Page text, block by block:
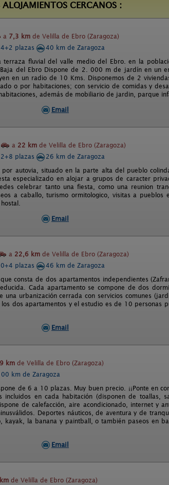
ALOJAMIENTOS CERCANOS :
a 7,3 km de Velilla de Ebro (Zaragoza)
plazas
40 km de Zaragoza
terraza fluvial del valle medio del Ebro. en la
del Ebro Dispone de 2. 000 m de jardín en un
en un radio de 10 Kms. Disponemos de 2
o por habitaciones; con servicio de comidas y
además de mobiliario de jardin, parque
Email
a 22 km de Velilla de Ebro (Zaragoza)
plazas
26 km de Zaragoza
autovia, situado en la parte alta del pueblo
especializado en alojar a grupos de caracter
celebrar tanto una fiesta, como una reunion
a caballo, turismo ormitologico, visitas a pueblos
Email
a 22,6 km de Velilla de Ebro (Zaragoza)
plazas
46 km de Zaragoza
consta de dos apartamentos independientes
Cada apartamento se compone de dos
urbanización cerrada con servicios comunes
dos apartamentos y el estudio es de 10 personas
Email
km de Velilla de Ebro (Zaragoza)
km de Zaragoza
de 6 a 10 plazas. Muy buen precio. ¡¡Ponte en
en cada habitación (disponen de toallas,
de calefacción, aire acondicionado, internet y
Deportes náuticos, de aventura y de
kayak, la banana y paintball, o también paseos en
Email
de Velilla de Ebro (Zaragoza)